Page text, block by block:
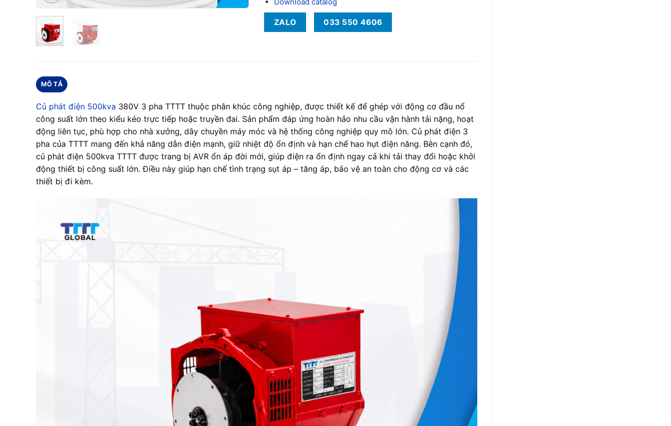
ZALO 033 550 4606
MÔ TẢ
Củ phát điện 500kva 380V 3 pha TTTT thuộc phân khúc công nghiệp, được thiết kế để ghép với động cơ đầu nổ
công suất lớn theo kiểu kéo trực tiếp hoặc truyền đai. Sản phẩm đáp ứng hoàn hảo nhu cầu vận hành tải nặng, hoạt
động liên tục, phù hợp cho nhà xưởng, dây chuyền máy móc và hệ thống công nghiệp quy mô lớn. Củ phát điện 3
pha của TTTT mang đến khả năng dẫn điện mạnh, giữ nhiệt độ ổn định và hạn chế hao hụt điện năng. Bên cạnh đó,
củ phát điện 500kva TTTT được trang bị AVR ổn áp đời mới, giúp điện ra ổn định ngay cả khi tải thay đổi hoặc khởi
động thiết bị công suất lớn. Điều này giúp hạn chế tình trạng sụt áp – tăng áp, bảo vệ an toàn cho động cơ và các
thiết bị đi kèm.